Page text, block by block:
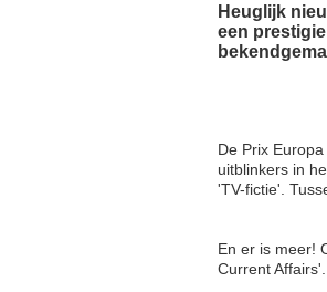
Heuglijk
een
De Prix
uitblinkers in
'TV-fictie'.
En er is meer!
Current